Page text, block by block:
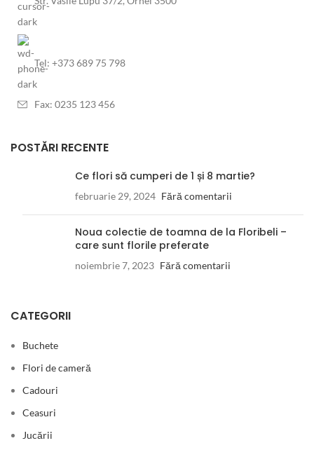
Tel: +373 689 75 798
Fax: 0235 123 456
POSTĂRI RECENTE
Ce flori să cumperi de 1 și 8 martie?
februarie 29, 2024 Fără comentarii
Noua colectie de toamna de la Floribeli –
care sunt florile preferate
noiembrie 7, 2023 Fără comentarii
CATEGORII
Buchete
Flori de cameră
Cadouri
Ceasuri
Jucării